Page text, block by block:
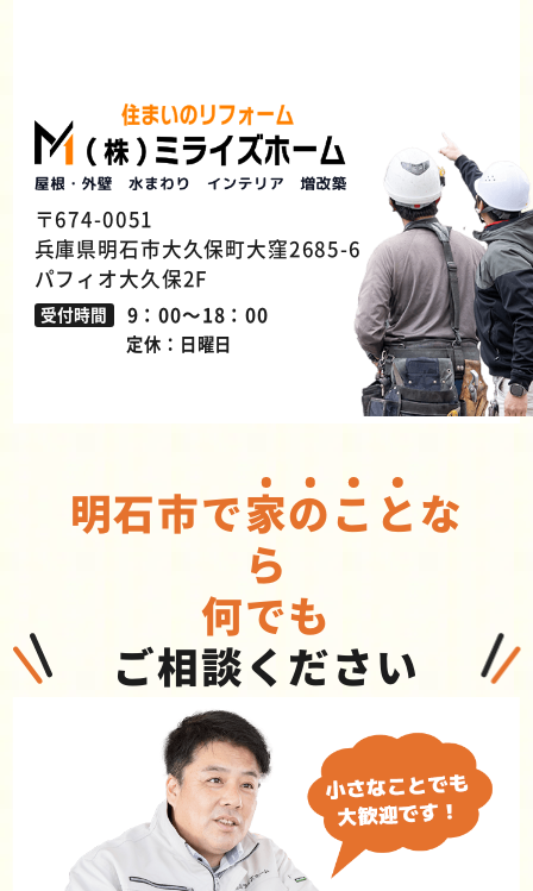
〒674-0051
兵庫県明石市大久保町大窪2685-6
パフィオ大久保2F
受付時間 9：00～18：00
定休：日曜日
明石市で家のこ とな
ら
何でも
ご相談ください